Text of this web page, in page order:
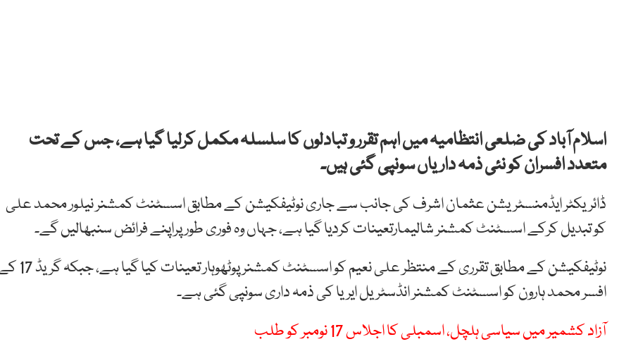
اسلام آباد کی ضلعی انتظامیہ میں اہم تقرر و تبادلوں کا سلسلہ مکمل کرلیا گیا ہے، جس کے تحت
متعدد افسران کو نئی ذمہ داریاں سونپی گئی ہیں۔
ڈائریکٹر ایڈمنسٹریشن عثمان اشرف کی جانب سے جاری نوٹیفکیشن کے مطابق اسسٹنٹ کمشنر نیلور محمد علی
کو تبدیل کرکے اسسٹنٹ کمشنر شالیمارتعینات کردیا گیا ہے، جہاں وہ فوری طور پراپنے فرائض سنبھالیں گے۔
نوٹیفکیشن کے مطابق تقرری کے منتظر علی نعیم کو اسسٹنٹ کمشنر پوٹھوہار
افسر محمد ہارون کو اسسٹنٹ کمشنر انڈسٹریل ایریا کی ذمہ داری سونپی گئی ہے۔
آزاد کشمیر میں سیاسی ہلچل، اسمبلی کا اجلاس 17 نومبر کو طلب